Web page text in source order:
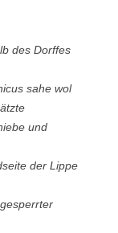
des Dorffes
sahe wol
und
der Lippe